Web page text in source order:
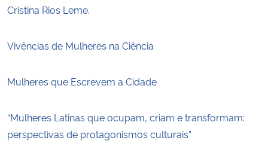
Cristina Rios Leme.
Vivências de Mulheres na Ciência
Mulheres que Escrevem a Cidade
“Mulheres Latinas que ocupam, criam e transformam:
perspectivas de protagonismos culturais”